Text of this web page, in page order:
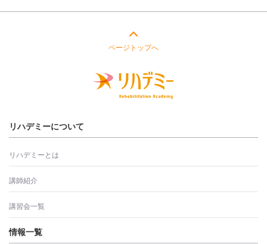
ページトップへ
リハデミーについて
リハデミーとは
講師紹介
講習会一覧
情報一覧